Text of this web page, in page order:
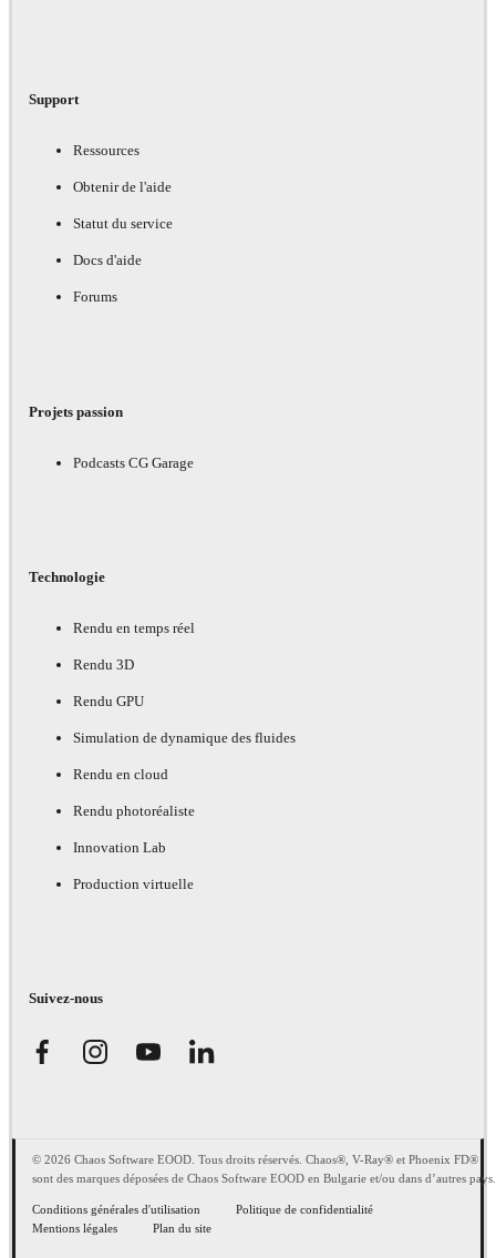
Support
Ressources
Obtenir de l'aide
Statut du service
Docs d'aide
Forums
Projets passion
Podcasts CG Garage
Technologie
Rendu en temps réel
Rendu 3D
Rendu GPU
Simulation de dynamique des fluides
Rendu en cloud
Rendu photoréaliste
Innovation Lab
Production virtuelle
Suivez-nous
© 2026 Chaos Software EOOD. Tous droits réservés. Chaos®, V-Ray® et Phoenix FD®
sont des marques déposées de Chaos Software EOOD en Bulgarie et/ou dans d’autres pays.
Conditions générales d'utilisation
Politique de confidentialité
Mentions légales
Plan du site